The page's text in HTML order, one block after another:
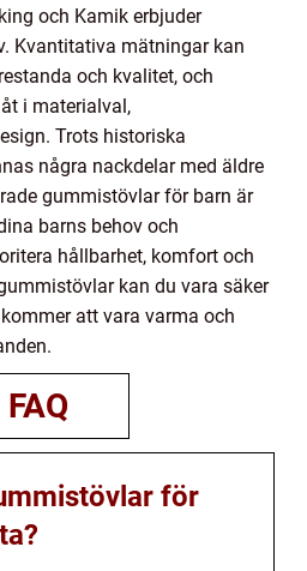
och Kamik erbjuder
Kvantitativa mätningar kan
och kvalitet, och
i materialval,
Trots historiska
några nackdelar med äldre
gummistövlar för barn är
barns behov och
hållbarhet, komfort och
kan du vara säker
att vara varma och
FAQ
för